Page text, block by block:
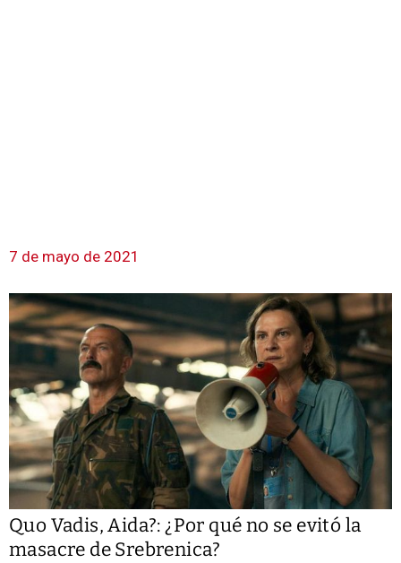
7 de mayo de 2021
Quo Vadis, Aida?: ¿Por qué no se evitó la
masacre de Srebrenica?